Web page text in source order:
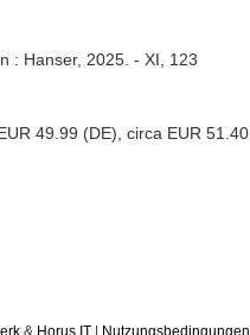
: Hanser, 2025. - XI, 123
49.99 (DE), circa EUR 51.40
& Horus IT Nutzungsbedingungen